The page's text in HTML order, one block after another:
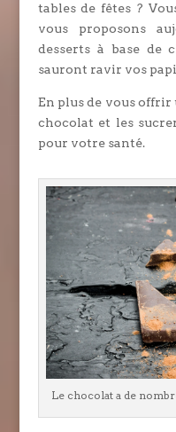
tables de fêtes ?
vous proposons
desserts à base de
sauront ravir vos
En plus de vous
chocolat et les
pour votre santé.
Le chocolat a de